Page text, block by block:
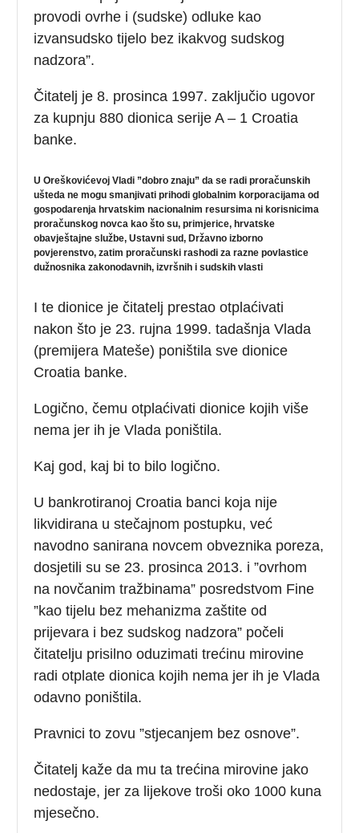
provodi ovrhe i (sudske) odluke kao
izvansudsko tijelo bez ikakvog sudskog
nadzora”.
Čitatelj je 8. prosinca 1997. zaključio ugovor
za kupnju 880 dionica serije A – 1 Croatia
banke.
U Oreškovićevoj Vladi ”dobro znaju” da se radi proračunskih
ušteda ne mogu smanjivati prihodi globalnim korporacijama od
gospodarenja hrvatskim nacionalnim resursima ni korisnicima
proračunskog novca kao što su, primjerice, hrvatske
obavještajne službe, Ustavni sud, Državno izborno
povjerenstvo, zatim proračunski rashodi za razne povlastice
dužnosnika zakonodavnih, izvršnih i sudskih vlasti
I te dionice je čitatelj prestao otplaćivati
nakon što je 23. rujna 1999. tadašnja Vlada
(premijera Mateše) poništila sve dionice
Croatia banke.
Logično, čemu otplaćivati dionice kojih više
nema jer ih je Vlada poništila.
Kaj god, kaj bi to bilo logično.
U bankrotiranoj Croatia banci koja nije
likvidirana u stečajnom postupku, već
navodno sanirana novcem obveznika poreza,
dosjetili su se 23. prosinca 2013. i ”ovrhom
na novčanim tražbinama” posredstvom Fine
”kao tijelu bez mehanizma zaštite od
prijevara i bez sudskog nadzora” počeli
čitatelju prisilno oduzimati trećinu mirovine
radi otplate dionica kojih nema jer ih je Vlada
odavno poništila.
Pravnici to zovu ”stjecanjem bez osnove”.
Čitatelj kaže da mu ta trećina mirovine jako
nedostaje, jer za lijekove troši oko 1000 kuna
mjesečno.